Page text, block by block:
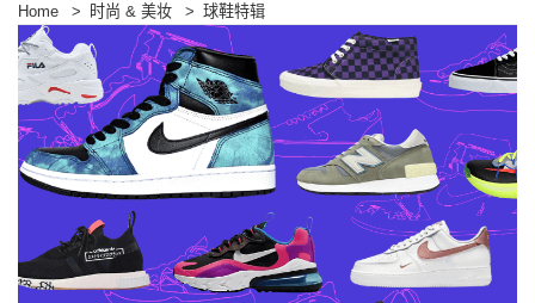
Home > 时尚 & 美妆 > 球鞋特辑